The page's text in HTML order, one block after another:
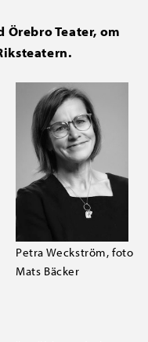
Örebro Teater, om
Petra Weckström, foto
Mats Bäcker